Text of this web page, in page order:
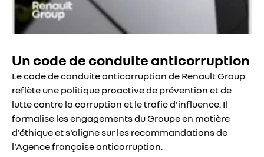
Un code de conduite anticorruption
Le code de conduite anticorruption de Renault Group
reflète une politique proactive de prévention et de
lutte contre la corruption et le trafic d'influence. Il
formalise les engagements du Groupe en matière
d'éthique et s'aligne sur les recommandations de
l'Agence française anticorruption.